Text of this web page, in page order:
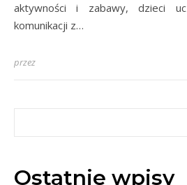
aktywności i zabawy, dzieci
komunikacji z…
przez
Ostatnie wpisy